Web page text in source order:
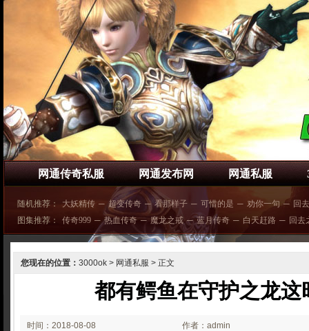
网通传奇私服 网通发布网 网通私服
随机推荐： 大妖精传 ─ 超变传奇 ─ 看那样子 ─ 可惜的是 ─ 劝你一句 ─ 回
图集推荐：
传奇999 ─ 热血传奇 ─ 魔龙之戒 ─ 蓝月传奇 ─ 白天赶路 ─ 回去
您现在的位置： 3000ok > 网通私服 > 正文
都有鳄鱼在守护之龙这
时间：2018-08-08 作者：admin